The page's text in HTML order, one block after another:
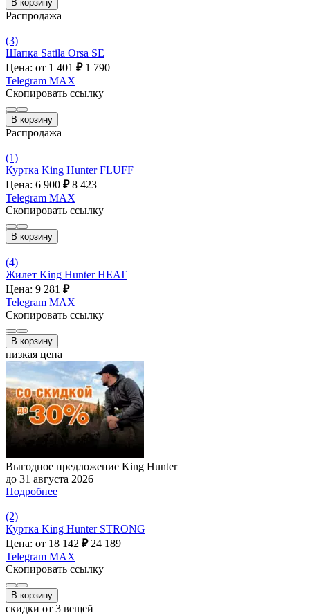
В корзину
Распродажа
(3)
Шапка Satila Orsa SE
Цена: от 1 401 ₽ 1 790
Telegram MAX
Скопировать ссылку
В корзину
Распродажа
(1)
Куртка King Hunter FLUFF
Цена: 6 900 ₽ 8 423
Telegram MAX
Скопировать ссылку
В корзину
(4)
Жилет King Hunter HEAT
Цена: 9 281 ₽
Telegram MAX
Скопировать ссылку
В корзину
низкая цена
Выгодное предложение King Hunter
до 31 августа 2026
Подробнее
(2)
Куртка King Hunter STRONG
Цена: от 18 142 ₽ 24 189
Telegram MAX
Скопировать ссылку
В корзину
скидки от 3 вещей